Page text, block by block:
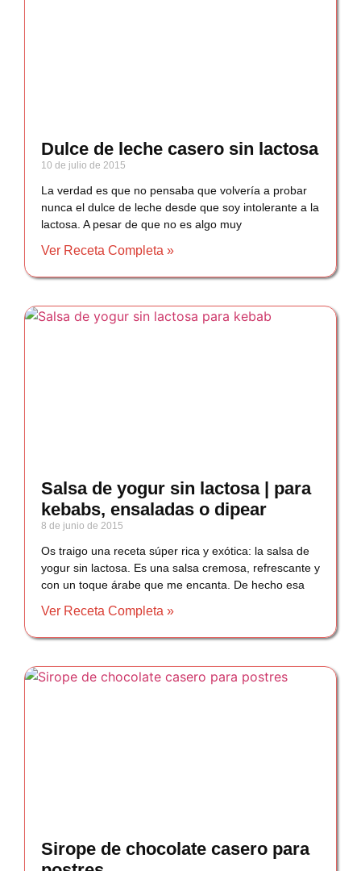
Dulce de leche casero sin lactosa
10 de julio de 2015
La verdad es que no pensaba que volvería a probar
nunca el dulce de leche desde que soy intolerante a la
lactosa. A pesar de que no es algo muy
Ver Receta Completa »
Salsa de yogur sin lactosa | para
kebabs, ensaladas o dipear
8 de junio de 2015
Os traigo una receta súper rica y exótica: la salsa de
yogur sin lactosa. Es una salsa cremosa, refrescante y
con un toque árabe que me encanta. De hecho esa
Ver Receta Completa »
Sirope de chocolate casero para